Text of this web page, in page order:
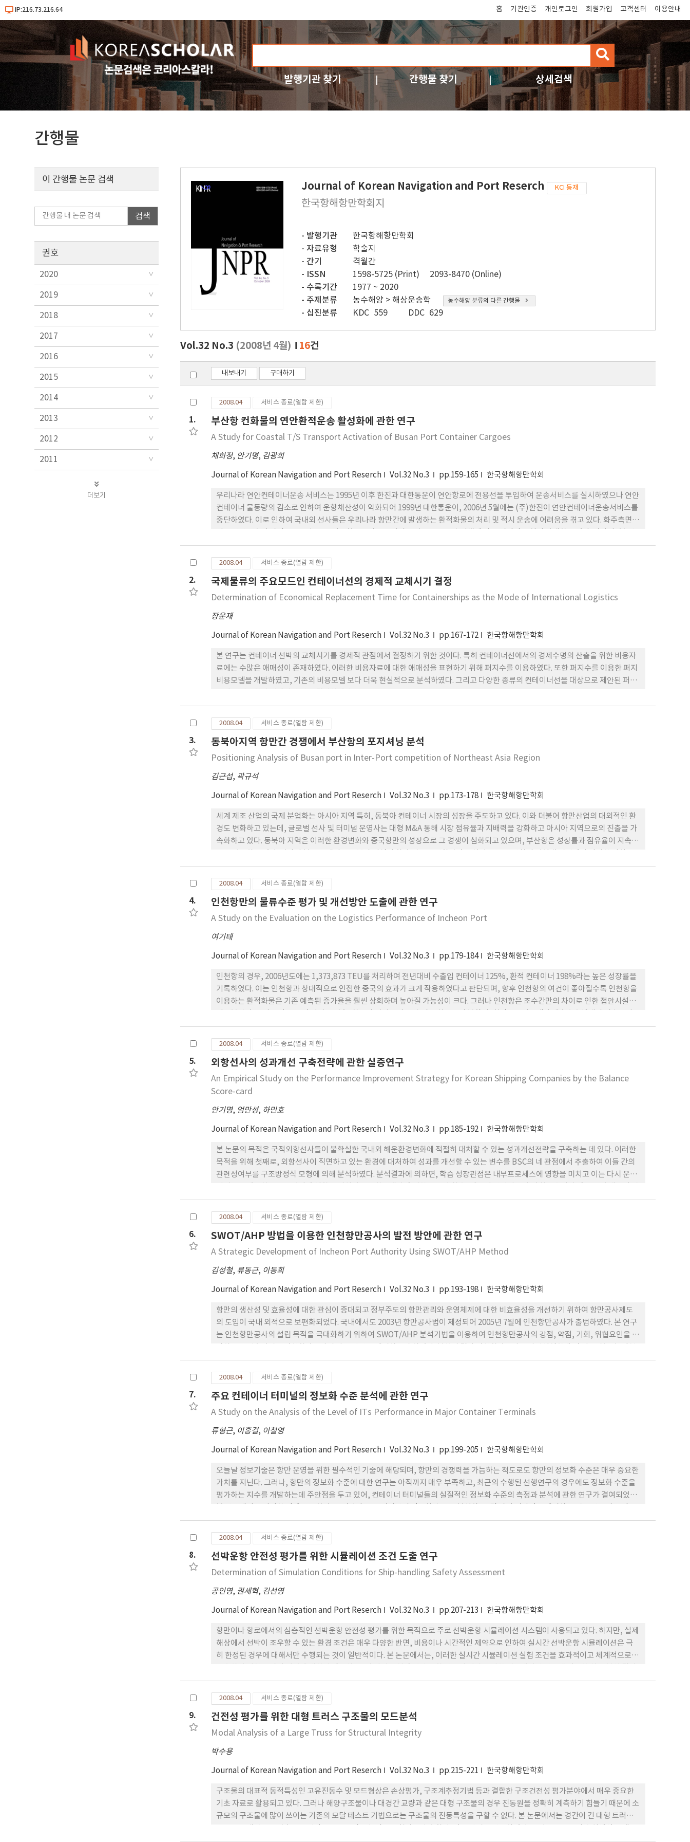
IP:216.73.216.64 홈 기관인증 개인로그인 회원가입 고객센터 이용안내
검
색
발행기관 찾기 간행물 찾기 상세검색
간행물
Journal of Korean Navigation and Port Reserch KCI 등재
한국항해항만학회지
발행기관
한국항해항만학회
자료유형
학술지
간기
격월간
ISSN
1598-5725 (Print)
2093-8470 (Online)
수록기간
1977 ~ 2020
주제분류
농수해양 > 해상운송학 농수해양 분류의 다른 간행물
십진분류 KDC 559 DDC 629
이 간행물 논문 검색
검색
권호
2020
2019
2018
2017
2016
2015
2014
2013
2012
2011
더보기
Vol.32 No.3 (2008년 4월) 16건
내보내기 구매하기
1.
2008.04 서비스 종료(열람 제한)
부산항 컨화물의 연안환적운송 활성화에 관한 연구
A Study for Coastal T/S Transport Activation of Busan Port Container Cargoes
채희정, 안기명, 김광희
Journal of Korean Navigation and Port Reserch Vol.32 No.3 pp.159-165 한국항해항만학회
우리나라 연안컨테이너운송 서비스는 1995년 이후 한진과 대한통운이 연안항로에 전용선을 투입하여 운송서비스를 실시하였으나 연안
컨테이너 물동량의 감소로 인하여 운항채산성이 악화되어 1999년 대한통운이, 2006년 5월에는 (주)한진이 연안컨테이너운송서비스를
중단하였다. 이로 인하여 국내외 선사들은 우리나라 항만간에 발생하는 환적화물의 처리 및 적시 운송에 어려움을 겪고 있다. 화주측면에
구는 국내 연안컨테이너운송체계의 현황과 문제점을 파악하여 그 해결방안으로 몬테카를로 분석기법을 통해 컨테이너 연안운송분야에
외국적 외항선박이 투입되었을 경우의 경제적 효과에 대해 분석하였다.
2.
2008.04 서비스 종료(열람 제한)
국제물류의 주요모드인 컨테이너선의 경제적 교체시기 결정
Determination of Economical Replacement Time for Containerships as the Mode of International Logistics
장운재
Journal of Korean Navigation and Port Reserch Vol.32 No.3 pp.167-172 한국항해항만학회
본 연구는 컨테이너 선박의 교체시기를 경제적 관점에서 결정하기 위한 것이다. 특히 컨테이너선에서의 경제수명의 산출을 위한 비용자
료에는 수많은 애매성이 존재하였다. 이러한 비용자료에 대한 애매성을 표현하기 위해 퍼지수를 이용하였다. 또한 퍼지수를 이용한 퍼지
비용모델을 개발하였고, 기존의 비용모델 보다 더욱 현실적으로 분석하였다. 그리고 다양한 종류의 컨테이너선을 대상으로 제안된 퍼지
3.
2008.04 서비스 종료(열람 제한)
동북아지역 항만간 경쟁에서 부산항의 포지셔닝 분석
Positioning Analysis of Busan port in Inter-Port competition of Northeast Asia Region
김근섭, 곽규석
Journal of Korean Navigation and Port Reserch Vol.32 No.3 pp.173-178 한국항해항만학회
세계 제조 산업의 국제 분업화는 아시아 지역 특히, 동북아 컨테이너 시장의 성장을 주도하고 있다. 이와 더불어 항만산업의 대외적인 환
경도 변화하고 있는데, 글로벌 선사 및 터미널 운영사는 대형 M&A 통해 시장 점유율과 지배력을 강화하고 아시아 지역으로의 진출을 가
속화하고 있다. 동북아 지역은 이러한 환경변화와 중국항만의 성장으로 그 경쟁이 심화되고 있으며, 부산항은 성장률과 점유율이 지속적
차지하고 있는지를 분석하였다. 분석결과 부산항의 경쟁적 포지션은 지속적으로 약화되고, 많은 물동량이 경쟁항만에 빼앗긴 것으로 나
타났으며, 이를 기반으로 지속 가능한 경쟁력 확보를 위한 글로벌화 전략을 제시하였다.
4.
2008.04 서비스 종료(열람 제한)
인천항만의 물류수준 평가 및 개선방안 도출에 관한 연구
A Study on the Evaluation on the Logistics Performance of Incheon Port
여기태
Journal of Korean Navigation and Port Reserch Vol.32 No.3 pp.179-184 한국항해항만학회
인천항의 경우, 2006년도에는 1,373,873 TEU를 처리하여 전년대비 수출입 컨테이너 125%, 환적 컨테이너 198%라는 높은 성장률을
기록하였다. 이는 인천항과 상대적으로 인접한 중국의 효과가 크게 작용하였다고 판단되며, 향후 인천항의 여건이 좋아질수록 인천항을
이용하는 환적화물은 기존 예측된 증가율을 훨씬 상회하며 높아질 가능성이 크다. 그러나 인천항은 조수간만의 차이로 인한 접안시설의
등의 구조적인 문제점 역시 가지고 있다. 이러한 측면에서 화주의 다양한 시대적 요구에 부응하고 비용을 절감하며 이를 통하여 국가의
경쟁력을 향상시키기 위해서 인천항만의 물류시스템을 점검하고, 시스템 수준을 평가해보는 것은 시급한 실정이다. 본 연구는 이런 관점
에서 인천항의 항만물류시스템의 수준을 종합적인 관점에서 분석하고 다양한 정책대안을 제시하는 것을 연구의 목적으로 하였다.
5.
2008.04 서비스 종료(열람 제한)
외항선사의 성과개선 구축전략에 관한 실증연구
An Empirical Study on the Performance Improvement Strategy for Korean Shipping Companies by the Balance
Score-card
안기명, 엄만성, 하민호
Journal of Korean Navigation and Port Reserch Vol.32 No.3 pp.185-192 한국항해항만학회
본 논문의 목적은 국적외항선사들이 불확실한 국내외 해운환경변화에 적절히 대처할 수 있는 성과개선전략을 구축하는 데 있다. 이러한
목적을 위해 첫째로, 외항선사이 직면하고 있는 환경에 대처하여 성과를 개선할 수 있는 변수를 BSC의 네 관점에서 추출하여 이들 간의
관련성여부를 구조방정식 모형에 의해 분석하였다. 분석결과에 의하면, 학습 성장관점은 내부프로세스에 영향을 미치고 이는 다시 운항
점요인에 영향을 미치는 것으로 인식되고 있다. 이러한 분석결과는 학습 성장관점, 내부프로세스관점 및 고객 관점과 같은 비계량적이고
비재무적변수가 외항선사의 성과개선에 기여하는 중요변수임을 시사하는 것으로 이에 대한 체계적인 관리가 필요하다.
6.
2008.04 서비스 종료(열람 제한)
SWOT/AHP 방법을 이용한 인천항만공사의 발전 방안에 관한 연구
A Strategic Development of Incheon Port Authority Using SWOT/AHP Method
김성철, 류동근, 이동희
Journal of Korean Navigation and Port Reserch Vol.32 No.3 pp.193-198 한국항해항만학회
항만의 생산성 및 효율성에 대한 관심이 증대되고 정부주도의 항만관리와 운영체제에 대한 비효율성을 개선하기 위하여 항만공사제도
의 도입이 국내 외적으로 보편화되었다. 국내에서도 2003년 항만공사법이 제정되어 2005년 7월에 인천항만공사가 출범하였다. 본 연구
는 인천항만공사의 설립 목적을 극대화하기 위하여 SWOT/AHP 분석기법을 이용하여 인천항만공사의 강점, 약점, 기회, 위협요인을 파
항의 지리적 우수성 등의 강점을 확보하고 있으며, 황해권 물동량의 지속적 증가, 자유무역지대의 확대지정 등의 기회요인을 가지고 있
다. 반면 정부의 투-포트시스템 정책, 중국 의존성의 가속화 심화, 국내 외 경쟁항만의 급부상 등 위협요인과 인천항만시설의 노후화 가
속, 부족한 항만배후부지 등의 약점요인을 가지고 있다. 이러한 SWOT분석 결과를 근거로 계층분석적 의사결정(AHP) 방법을 이용하여
인천항만공사의 발전 방안인 S/O 전략, W/O 전략, S/T 전략, W/T 전략을 제시하였다.
7.
2008.04 서비스 종료(열람 제한)
주요 컨테이너 터미널의 정보화 수준 분석에 관한 연구
A Study on the Analysis of the Level of ITs Performance in Major Container Terminals
류형근, 이홍걸, 이철영
Journal of Korean Navigation and Port Reserch Vol.32 No.3 pp.199-205 한국항해항만학회
오늘날 정보기술은 항만 운영을 위한 필수적인 기술에 해당되며, 항만의 경쟁력을 가늠하는 척도로도 항만의 정보화 수준은 매우 중요한
가치를 지닌다. 그러나, 항만의 정보화 수준에 대한 연구는 아직까지 매우 부족하고, 최근의 수행된 선행연구의 경우에도 정보화 수준을
평가하는 지수를 개발하는데 주안점을 두고 있어, 컨테이너 터미널들의 실질적인 정보화 수준의 측정과 분석에 관한 연구가 결여되었다.
로 한다. 특히, 본 연구에서는 선행연구의 지수모델에서 고려되지 못했던 계층간 상호중복성 등을 고려하여 보다 명확한 지수모델을 수
립하여 주요 컨테이너 터미널의 정보화 수준을 분석하였다.
8.
2008.04 서비스 종료(열람 제한)
선박운항 안전성 평가를 위한 시뮬레이션 조건 도출 연구
Determination of Simulation Conditions for Ship-handling Safety Assessment
공인영, 권세혁, 김선영
Journal of Korean Navigation and Port Reserch Vol.32 No.3 pp.207-213 한국항해항만학회
항만이나 항로에서의 심층적인 선박운항 안전성 평가를 위한 목적으로 주로 선박운항 시뮬레이션 시스템이 사용되고 있다. 하지만, 실제
해상에서 선박이 조우할 수 있는 환경 조건은 매우 다양한 반면, 비용이나 시간적인 제약으로 인하여 실시간 선박운항 시뮬레이션은 극
히 한정된 경우에 대해서만 수행되는 것이 일반적이다. 본 논문에서는, 이러한 실시간 시뮬레이션 실험 조건을 효과적이고 체계적으로
를 사례 연구로 기술하였다. 실증 분석에는 주성분을 이용한 종합 운항 난이도 산정 방법과 누적 확률분포 개념을 이용하여 선박 운항 난
이도가 높은 실험 조건을 실시간 시뮬레이션 실험 조건으로 선택하는 기법을 제시하였다.
9.
2008.04 서비스 종료(열람 제한)
건전성 평가를 위한 대형 트러스 구조물의 모드분석
Modal Analysis of a Large Truss for Structural Integrity
박수용
Journal of Korean Navigation and Port Reserch Vol.32 No.3 pp.215-221 한국항해항만학회
구조물의 대표적 동적특성인 고유진동수 및 모드형상은 손상평가, 구조계추정기법 등과 결합한 구조건전성 평가분야에서 매우 중요한
기초 자료로 활용되고 있다. 그러나 해양구조물이나 대경간 교량과 같은 대형 구조물의 경우 진동원을 정확히 계측하기 힘들기 때문에 소
규모의 구조물에 많이 쓰이는 기존의 모달 테스트 기법으로는 구조물의 진동특성을 구할 수 없다. 본 논문에서는 경간이 긴 대형 트러스